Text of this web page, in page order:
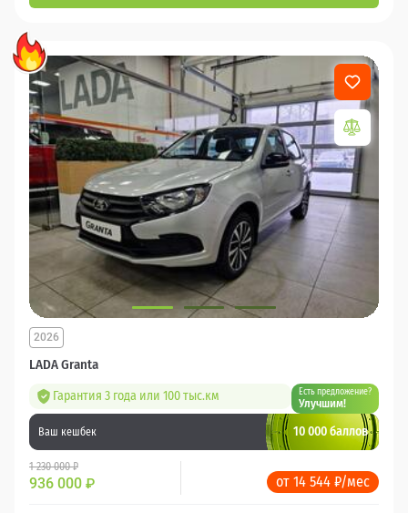
LADA Granta
2026
Гарантия 3 года или 100 тыс.км Есть предложение?
Улучшим!
Ваш кешбек 10 000 баллов
1 230 000 ₽
936 000 ₽ от 14 544 ₽/мес